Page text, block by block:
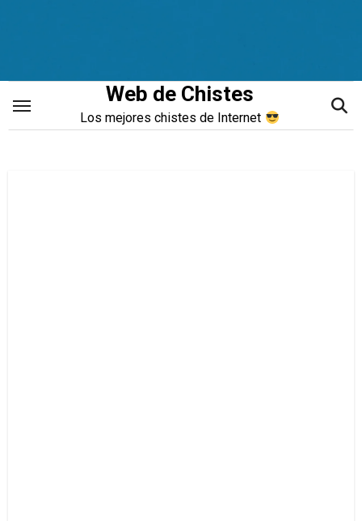
Web de Chistes
Los mejores chistes de Internet